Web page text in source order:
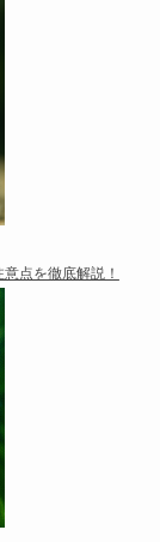
点を徹底解説！